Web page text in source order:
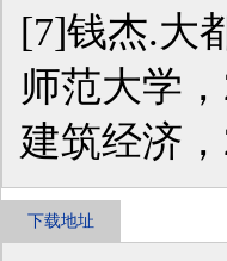
[7]钱杰.大
师范大学，
建筑经济
下载地址